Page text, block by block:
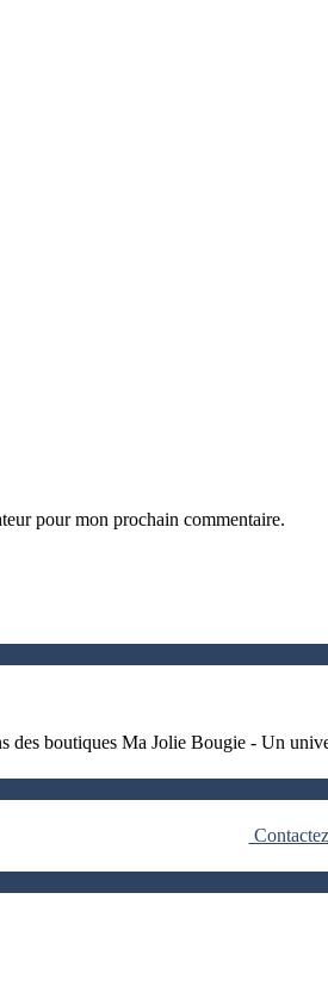
pour mon prochain commentaire.
des boutiques Ma Jolie Bougie - Un